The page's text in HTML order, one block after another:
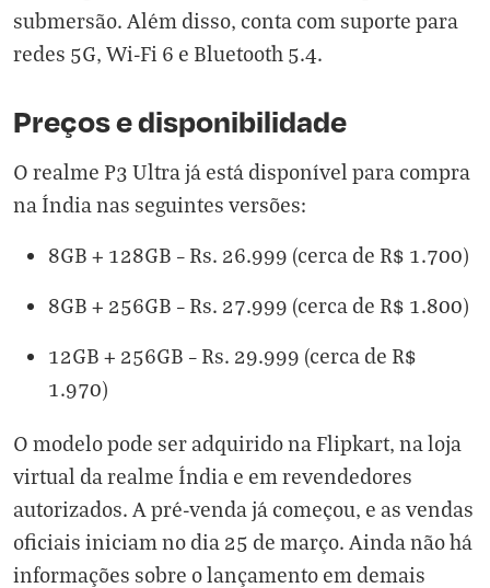
submersão. Além disso, conta com suporte para
redes 5G, Wi-Fi 6 e Bluetooth 5.4.
Preços e disponibilidade
O realme P3 Ultra já está disponível para compra
na Índia nas seguintes versões:
8GB + 128GB – Rs. 26.999 (cerca de R$ 1.700)
8GB + 256GB – Rs. 27.999 (cerca de R$ 1.800)
12GB + 256GB – Rs. 29.999 (cerca de R$
1.970)
O modelo pode ser adquirido na Flipkart, na loja
virtual da realme Índia e em revendedores
autorizados. A pré-venda já começou, e as vendas
oficiais iniciam no dia 25 de março. Ainda não há
informações sobre o lançamento em demais